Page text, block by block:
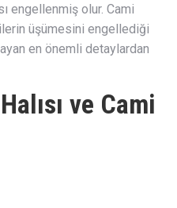
engellenmiş olur. Cami
üşümesini engellediği
en önemli detaylardan
ve Cami